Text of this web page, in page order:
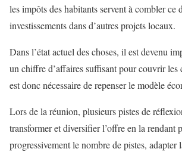
les impôts des habitants servent à combler
investissements dans d’autres projets locaux.
Dans l’état actuel des choses, il est devenu
un chiffre d’affaires suffisant pour couvrir les
est donc nécessaire de repenser le modèle
Lors de la réunion, plusieurs pistes de
transformer et diversifier l’offre en la rendant
progressivement le nombre de pistes,